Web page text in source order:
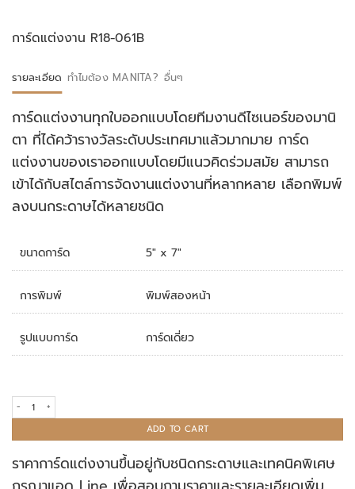
การ์ดแต่งงาน R18-061B
รายละเอียด ทำไมต้อง MANITA? อื่นๆ
การ์ดแต่งงานทุกใบออกแบบโดยทีมงานดีไซเนอร์ของมานิ
ตา ที่ได้คว้ารางวัลระดับประเทศมาแล้วมากมาย การ์ด
แต่งงานของเราออกแบบโดยมีแนวคิดร่วมสมัย สามารถ
เข้าได้กับสไตล์การจัดงานแต่งงานที่หลากหลาย เลือกพิมพ์
ลงบนกระดาษได้หลายชนิด
ขนาดการ์ด 5" x 7"
การพิมพ์ พิมพ์สองหน้า
รูปแบบการ์ด การ์ดเดี่ยว
การ์ดแต่งงาน R18-061B quantity
ADD TO CART
ราคาการ์ดแต่งงานขึ้นอยู่กับชนิดกระดาษและเทคนิคพิเศษ